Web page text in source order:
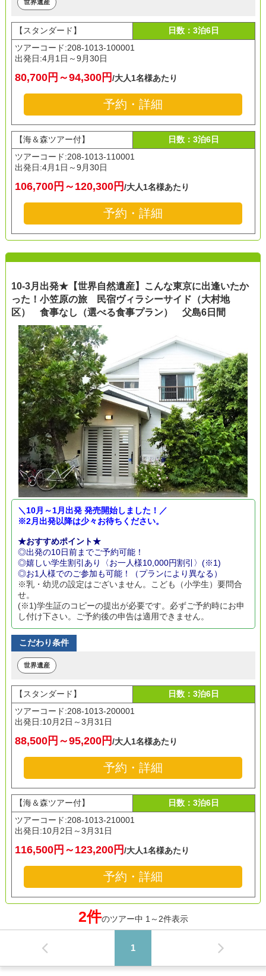
世界遺産
【スタンダード】
日数：3泊6日
ツアーコード:208-1013-100001
出発日:4月1日～9月30日
80,700円～94,300円/大人1名様あたり
予約・詳細
【海＆森ツアー付】
日数：3泊6日
ツアーコード:208-1013-110001
出発日:4月1日～9月30日
106,700円～120,300円/大人1名様あたり
予約・詳細
10-3月出発★【世界自然遺産】こんな東京に出逢いたか
った！小笠原の旅 民宿ヴィラシーサイド（大村地
区） 食事なし（選べる食事プラン） 父島6日間
＼10月～1月出発 発売開始しました！／
※2月出発以降は少々お待ちください。
★おすすめポイント★
◎出発の10日前までご予約可能！
◎嬉しい学生割引あり〈お一人様10,000円割引〉(※1)
◎お1人様でのご参加も可能！（プランにより異なる）
※乳・幼児の設定はございません。こども（小学生）要問合
せ。
(※1)学生証のコピーの提出が必要です。必ずご予約時にお申
し付け下さい。ご予約後の申告は適用できません。
こだわり条件
世界遺産
【スタンダード】
日数：3泊6日
ツアーコード:208-1013-200001
出発日:10月2日～3月31日
88,500円～95,200円/大人1名様あたり
予約・詳細
【海＆森ツアー付】
日数：3泊6日
ツアーコード:208-1013-210001
出発日:10月2日～3月31日
116,500円～123,200円/大人1名様あたり
予約・詳細
2件のツアー中 1～2件表示
1